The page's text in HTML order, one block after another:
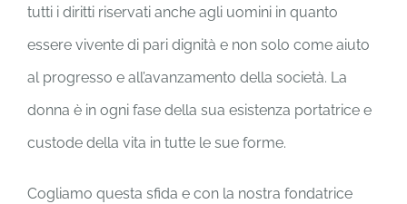
tutti i diritti riservati anche agli uomini in quanto
essere vivente di pari dignità e non solo come aiuto
al progresso e all’avanzamento della società. La
donna è in ogni fase della sua esistenza portatrice e
custode della vita in tutte le sue forme.
Cogliamo questa sfida e con la nostra fondatrice